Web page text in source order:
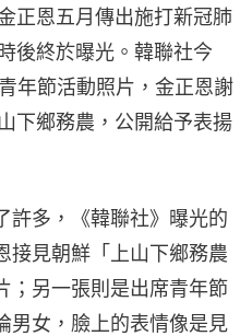
正恩五月傳出施打新冠肺
後終於曝光。韓聯社今
年節活動照片，金正恩謝
下鄉務農，公開給予表揚
許多，《韓聯社》曝光的
接見朝鮮「上山下鄉務農
；另一張則是出席青年節
男女，臉上的表情像是見